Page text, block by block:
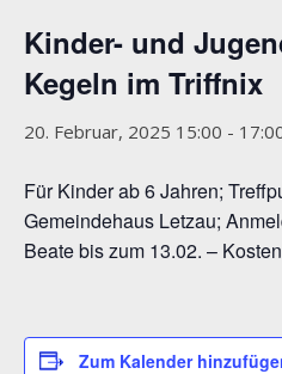
Kinder- und
Kegeln im Triffnix
20. Februar, 2025 15:00 -
Für Kinder ab 6 Jahren;
Gemeindehaus Letzau;
Beate bis zum 13.02. –
Zum Kalender